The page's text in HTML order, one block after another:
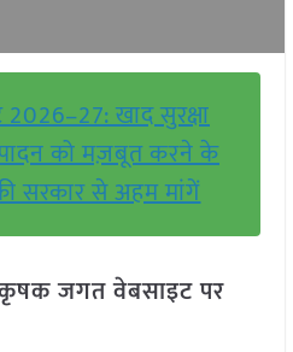
खाद सुरक्षा
को मज़बूत करने के
सरकार से अहम मांगें
जगत वेबसाइट पर